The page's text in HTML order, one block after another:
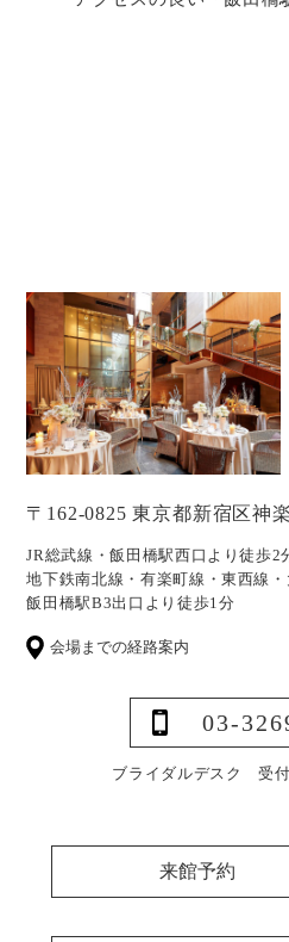
〒162-0825 東京都新宿区神
JR総武線・飯田橋駅西口より徒歩2
地下鉄南北線・有楽町線・東西線
飯田橋駅B3出口より徒歩1分
会場までの経路案内
03-
ブライダルデスク 受
来館予約